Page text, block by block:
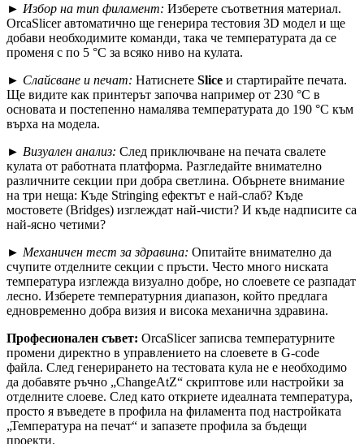
► Избор на тип филамент: Изберете съответния материал.
OrcaSlicer автоматично ще генерира тестовия 3D модел и ще
добави необходимите команди, така че температурата да се
променя с по 5 °C за всяко ниво на кулата.
► Слайсване и печат: Натиснете Slice и стартирайте печата.
Ще видите как принтерът започва например от 230 °C в
основата и постепенно намалява температурата до 190 °C към
върха на модела.
► Визуален анализ: След приключване на печата свалете
кулата от работната платформа. Разгледайте внимателно
различните секции при добра светлина. Обърнете внимание
на три неща: Къде Stringing ефектът е най-слаб? Къде
мостовете (Bridges) изглеждат най-чисти? И къде надписите са
най-ясно четими?
► Механичен тест за здравина: Опитайте внимателно да
счупите отделните секции с пръсти. Често много ниската
температура изглежда визуално добре, но слоевете се разпадат
лесно. Изберете температурния диапазон, който предлага
едновременно добра визия и висока механична здравина.
Професионален съвет: OrcaSlicer записва температурните
промени директно в управлението на слоевете в G-code
файла. След генерирането на тестовата кула не е необходимо
да добавяте ръчно „ChangeAtZ“ скриптове или настройки за
отделните слоеве. След като откриете идеалната температура,
просто я въведете в профила на филамента под настройката
„Температура на печат“ и запазете профила за бъдещи
проекти.